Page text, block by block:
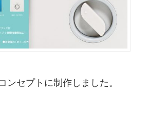
ンセプトに制作しました。